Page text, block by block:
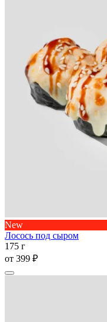
New
Лосось под сыром
175 г
от 399 ₽